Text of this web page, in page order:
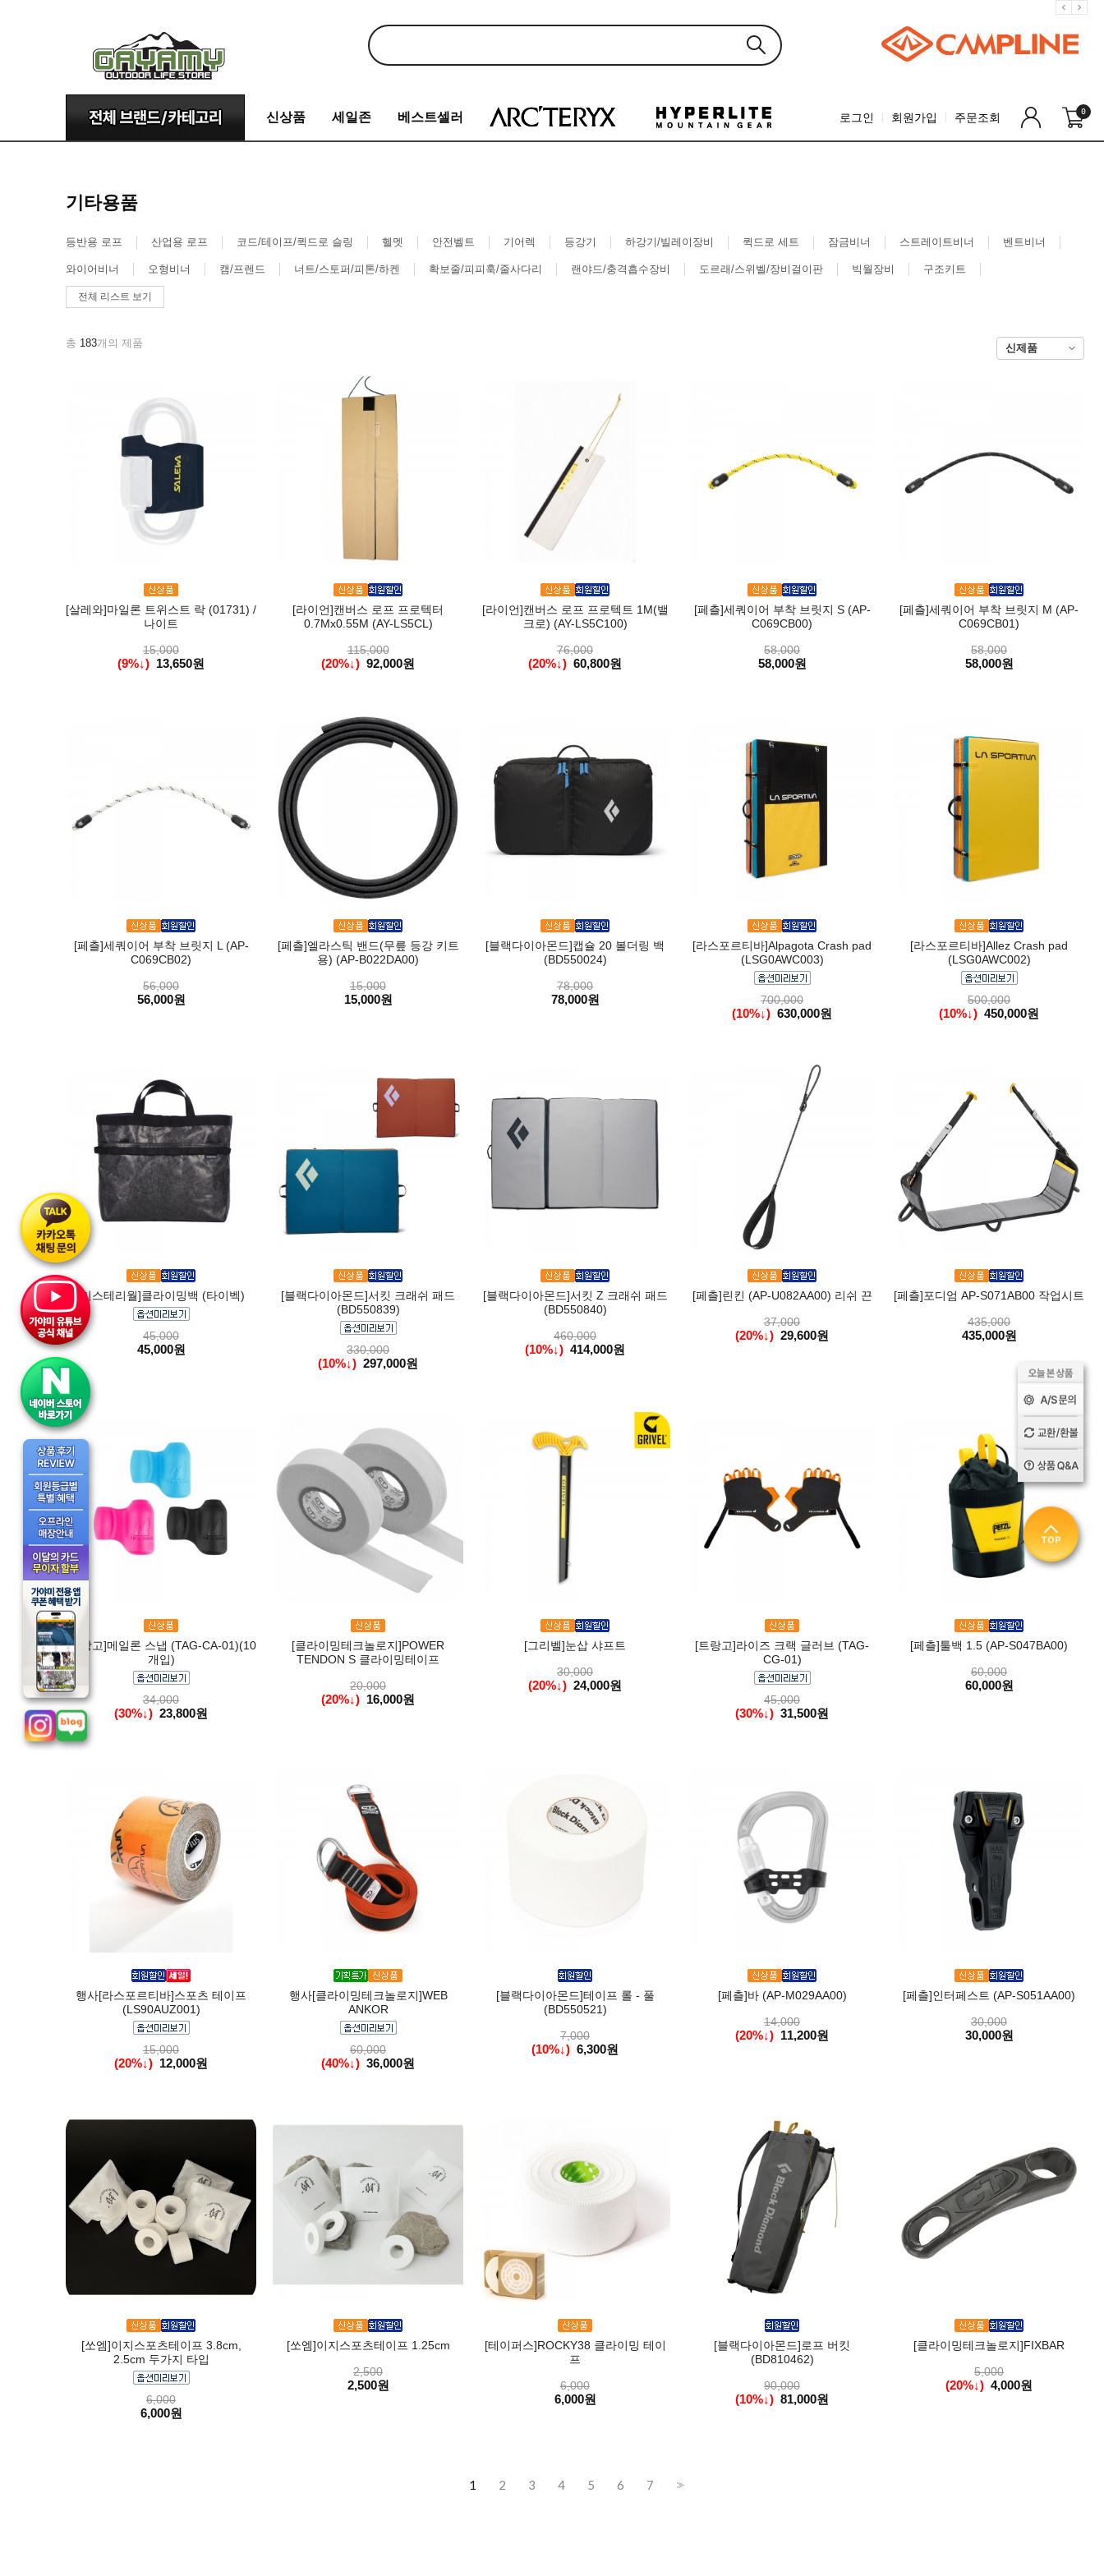
신상품 세일존 베스트셀러 로그인 회원가입 주문조회 0
기타용품
등반용 로프 산업용 로프 코드/테이프/퀵드로 슬링 헬멧 안전벨트 기어렉 등강기 하강기/빌레이장비 퀵드로 세트 잠금비너 스트레이트비너 벤트비너
와이어비너 오형비너 캠/프렌드 너트/스토퍼/피톤/하켄 확보줄/피피훅/줄사다리 랜야드/충격흡수장비 도르래/스위벨/장비걸이판 빅월장비 구조키트
전체 리스트 보기
총 183개의 제품
[살레와]마일론 트위스트 락 (01731) /
나이트
15,000
(9%↓) 13,650원
[라이언]캔버스 로프 프로텍터
0.7Mx0.55M (AY-LS5CL)
115,000
(20%↓) 92,000원
[라이언]캔버스 로프 프로텍트 1M(밸
크로) (AY-LS5C100)
76,000
(20%↓) 60,800원
[페츨]세쿼이어 부착 브릿지 S (AP-
C069CB00)
58,000
58,000원
[페츨]세쿼이어 부착 브릿지 M (AP-
C069CB01)
58,000
58,000원
[페츨]세쿼이어 부착 브릿지 L (AP-
C069CB02)
56,000
56,000원
[페츨]엘라스틱 밴드(무릎 등강 키트
용) (AP-B022DA00)
15,000
15,000원
[블랙다이아몬드]캡슐 20 볼더링 백
(BD550024)
78,000
78,000원
[라스포르티바]Alpagota Crash pad
(LSG0AWC003)
700,000
(10%↓) 630,000원
[라스포르티바]Allez Crash pad
(LSG0AWC002)
500,000
(10%↓) 450,000원
[미스테리월]클라이밍백 (타이벡)
45,000
45,000원
[블랙다이아몬드]서킷 크래쉬 패드
(BD550839)
330,000
(10%↓) 297,000원
[블랙다이아몬드]서킷 Z 크래쉬 패드
(BD550840)
460,000
(10%↓) 414,000원
[페츨]린킨 (AP-U082AA00) 리쉬 끈
37,000
(20%↓) 29,600원
[페츨]포디엄 AP-S071AB00 작업시트
435,000
435,000원
[트랑고]메일론 스냅 (TAG-CA-01)(10
개입)
34,000
(30%↓) 23,800원
[클라이밍테크놀로지]POWER
TENDON S 클라이밍테이프
20,000
(20%↓) 16,000원
[그리벨]눈삽 샤프트
30,000
(20%↓) 24,000원
[트랑고]라이즈 크랙 글러브 (TAG-
CG-01)
45,000
(30%↓) 31,500원
[페츨]툴백 1.5 (AP-S047BA00)
60,000
60,000원
행사[라스포르티바]스포츠 테이프
(LS90AUZ001)
15,000
(20%↓) 12,000원
행사[클라이밍테크놀로지]WEB
ANKOR
60,000
(40%↓) 36,000원
[블랙다이아몬드]테이프 롤 - 풀
(BD550521)
7,000
(10%↓) 6,300원
[페츨]바 (AP-M029AA00)
14,000
(20%↓) 11,200원
[페츨]인터페스트 (AP-S051AA00)
30,000
30,000원
[쏘엠]이지스포츠테이프 3.8cm,
2.5cm 두가지 타입
6,000
6,000원
[쏘엠]이지스포츠테이프 1.25cm
2,500
2,500원
[테이퍼스]ROCKY38 클라이밍 테이
프
6,000
6,000원
[블랙다이아몬드]로프 버킷
(BD810462)
90,000
(10%↓) 81,000원
[클라이밍테크놀로지]FIXBAR
5,000
(20%↓) 4,000원
1 2 3 4 5 6 7 >>